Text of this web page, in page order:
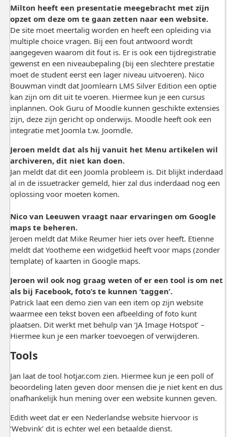
Milton heeft een presentatie meegebracht met zijn
opzet om deze om te gaan zetten naar een website.
De site moet meertalig worden en heeft een opleiding via
multiple choice vragen. Bij een fout antwoord wordt
aangegeven waarom dit fout is. Er is ook een tijdregistratie
gewenst en een niveaubepaling (bij een slechtere prestatie
moet de student eerst een lager niveau uitvoeren). Nico
Bouwman vindt dat Joomlearn LMS Silver Edition een optie
kan zijn om dit uit te voeren. Hiermee kun je een cursus
inplannen. Ook Guru of Moodle kunnen geschikte extensies
zijn, deze zijn gericht op onderwijs. Moodle heeft ook een
integratie met Joomla t.w. Joomdle.
Jeroen meldt dat als hij vanuit het Menu artikelen wil
archiveren, dit niet kan doen.
Jan meldt dat dit een Joomla probleem is. Dit blijkt inderdaad
al in de issuetracker gemeld, hier zal dus inderdaad nog een
oplossing voor moeten komen.
Nico van Leeuwen vraagt naar ervaringen om Google
maps te beheren.
Jeroen meldt dat Mike Reumer hier iets over heeft. Etienne
meldt dat Yootheme een widgetkid heeft voor maps (zonder
template) of kaarten in Google maps.
Jeroen wil ook nog graag weten of er een tool is om net
als bij Facebook, foto’s te kunnen ‘taggen’.
Patrick laat een demo zien van een item op zijn website
waarmee een tekst boven een afbeelding of foto kunt
plaatsen. Dit werkt met behulp van ‘JA Image Hotspot’ –
Hiermee kun je een marker toevoegen of verwijderen.
Tools
Jan laat de tool hotjar.com zien. Hiermee kun je een poll of
beoordeling laten geven door mensen die je niet kent en dus
onafhankelijk hun mening over een website kunnen geven.
Edith weet dat er een Nederlandse website hiervoor is
‘Webvink’ dit is echter wel een betaalde dienst.